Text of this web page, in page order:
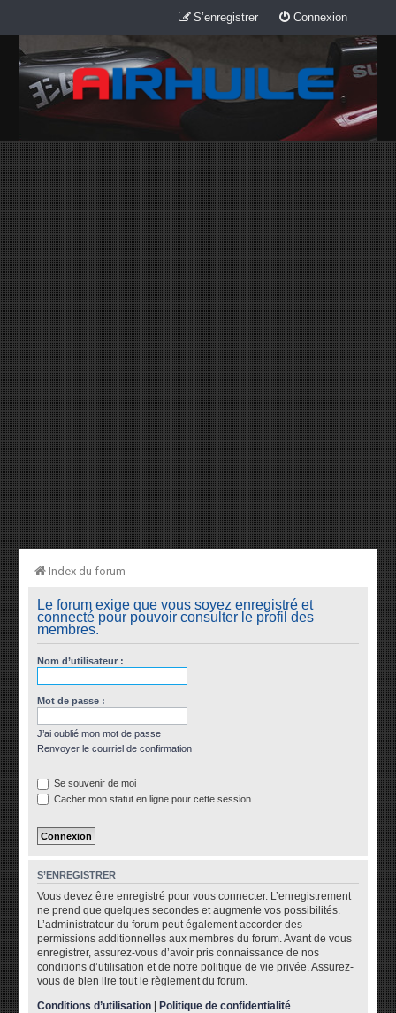
Connexion
S’enregistrer
Index du forum
Le forum exige que vous soyez enregistré et
connecté pour pouvoir consulter le profil des
membres.
Nom d’utilisateur :
Mot de passe :
J’ai oublié mon mot de passe
Renvoyer le courriel de confirmation
Se souvenir de moi
Cacher mon statut en ligne pour cette session
S’ENREGISTRER
Vous devez être enregistré pour vous connecter. L’enregistrement
ne prend que quelques secondes et augmente vos possibilités.
L’administrateur du forum peut également accorder des
permissions additionnelles aux membres du forum. Avant de vous
enregistrer, assurez-vous d’avoir pris connaissance de nos
conditions d’utilisation et de notre politique de vie privée. Assurez-
vous de bien lire tout le règlement du forum.
Conditions d’utilisation |Politique de confidentialité